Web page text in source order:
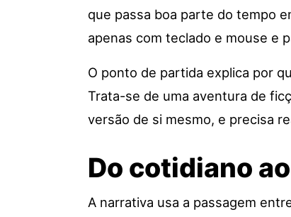
que passa boa parte do tempo
apenas com teclado e mouse e
O ponto de partida explica por
Trata-se de uma aventura de
versão de si mesmo, e precisa
Do cotidiano
A narrativa usa a passagem